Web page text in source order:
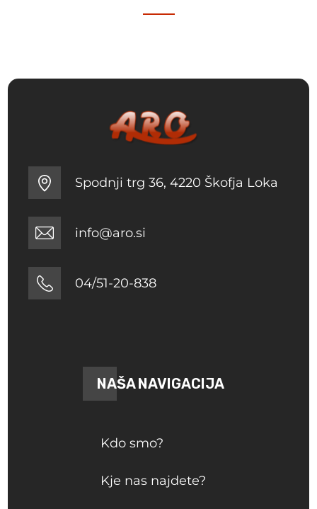
Spodnji trg 36, 4220 Škofja Loka
info@aro.si
04/51-20-838
NAŠA NAVIGACIJA
Kdo smo?
Kje nas najdete?